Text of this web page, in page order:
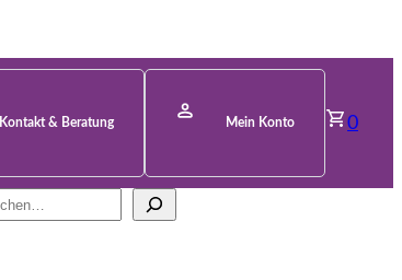
Kontakt & Beratung Mein Konto 0